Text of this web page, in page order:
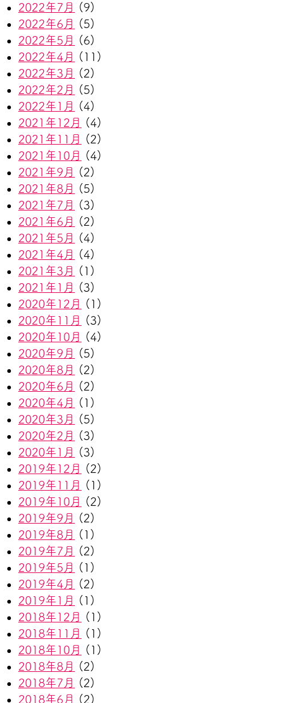
2022年7月
(9)
2022年6月
(5)
2022年5月
(6)
2022年4月
(11)
2022年3月
(2)
2022年2月
(5)
2022年1月
(4)
2021年12月
(4)
2021年11月
(2)
2021年10月
(4)
2021年9月
(2)
2021年8月
(5)
2021年7月
(3)
2021年6月
(2)
2021年5月
(4)
2021年4月
(4)
2021年3月
(1)
2021年1月
(3)
2020年12月
(1)
2020年11月
(3)
2020年10月
(4)
2020年9月
(5)
2020年8月
(2)
2020年6月
(2)
2020年4月
(1)
2020年3月
(5)
2020年2月
(3)
2020年1月
(3)
2019年12月
(2)
2019年11月
(1)
2019年10月
(2)
2019年9月
(2)
2019年8月
(1)
2019年7月
(2)
2019年5月
(1)
2019年4月
(2)
2019年1月
(1)
2018年12月
(1)
2018年11月
(1)
2018年10月
(1)
2018年8月
(2)
2018年7月
(2)
2018年6月
(2)